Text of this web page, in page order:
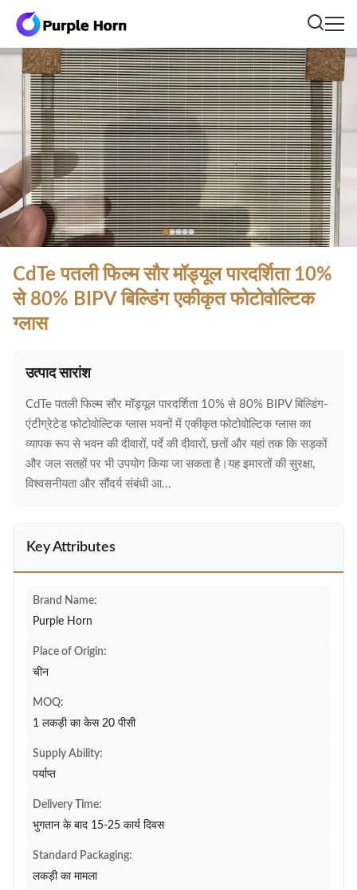
CdTe पतली फिल्म सौर मॉड्यूल पारदर्शिता 10%
से 80% BIPV बिल्डिंग एकीकृत फोटोवोल्टिक
ग्लास
उत्पाद सारांश
CdTe पतली फिल्म सौर मॉड्यूल पारदर्शिता 10% से 80% BIPV बिल्डिंग-
एंटीग्रेटेड फोटोवोल्टिक ग्लास भवनों में एकीकृत फोटोवोल्टिक ग्लास का
व्यापक रूप से भवन की दीवारों, पर्दे की दीवारों, छतों और यहां तक कि सड़कों
और जल सतहों पर भी उपयोग किया जा सकता है।यह इमारतों की सुरक्षा,
विश्वसनीयता और सौंदर्य संबंधी आ...
Key Attributes
Brand Name:
Purple Horn
Place of Origin:
चीन
MOQ:
1 लकड़ी का केस 20 पीसी
Supply Ability:
पर्याप्त
Delivery Time:
भुगतान के बाद 15-25 कार्य दिवस
Standard Packaging:
लकड़ी का मामला